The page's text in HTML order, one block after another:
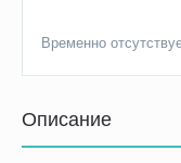
Описание